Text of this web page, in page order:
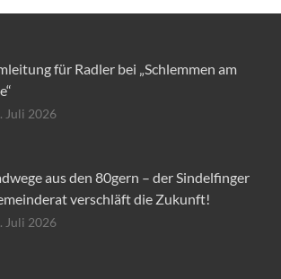
für Radler bei „Schlemmen am
Juli 2026
aus den 80gern – der Sindelfinger
verschläft die Zukunft!
Juli 2026